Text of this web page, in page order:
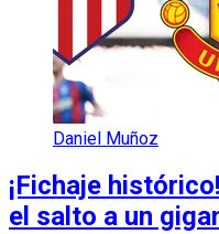
Daniel Muñoz
¡Fichaje
el salto a un